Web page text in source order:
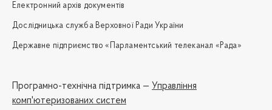
Електронний архів документів
Дослідницька служба Верховної Ради України
Державне підприємство «Парламентський телеканал «Рада»
Програмно-технічна підтримка — Управління
комп'ютеризованих систем